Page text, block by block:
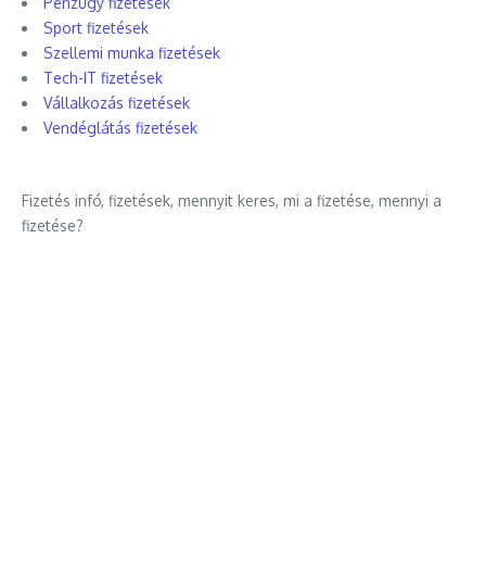
Sport fizetések
Szellemi munka fizetések
Tech-IT fizetések
Vállalkozás fizetések
Vendéglátás fizetések
Fizetés infó, fizetések, mennyit keres, mi a fizetése, mennyi a
fizetése?